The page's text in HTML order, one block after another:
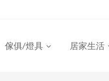
傢俱/燈具 居家生活